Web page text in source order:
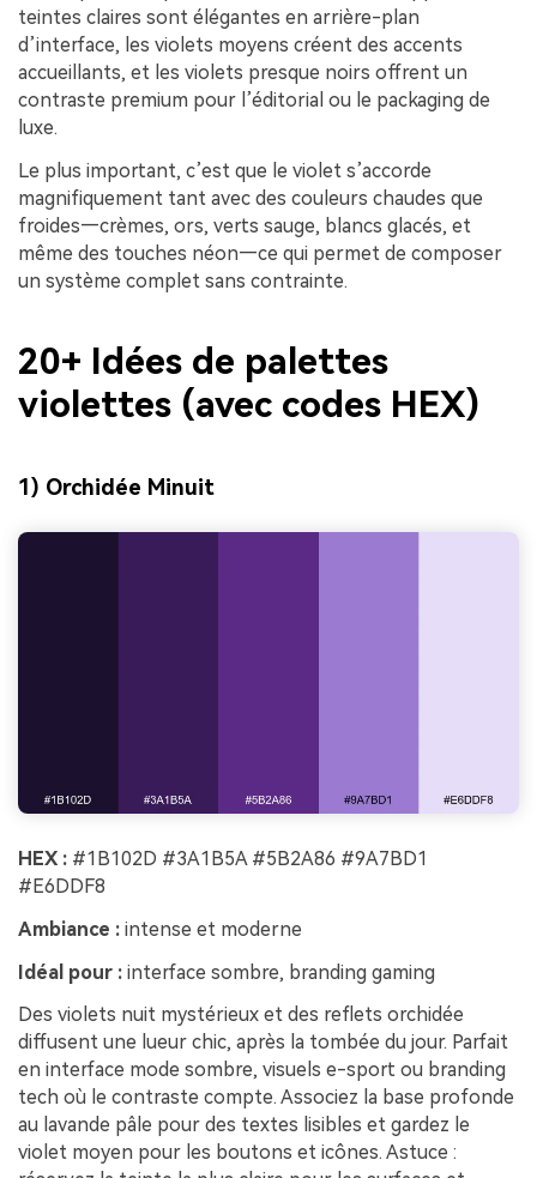
teintes claires sont élégantes en arrière-plan
d’interface, les violets moyens créent des accents
accueillants, et les violets presque noirs offrent un
contraste premium pour l’éditorial ou le packaging de
luxe.
Le plus important, c’est que le violet s’accorde
magnifiquement tant avec des couleurs chaudes que
froides—crèmes, ors, verts sauge, blancs glacés, et
même des touches néon—ce qui permet de composer
un système complet sans contrainte.
20+ Idées de palettes
violettes (avec codes HEX)
1) Orchidée Minuit
HEX : #1B102D #3A1B5A #5B2A86 #9A7BD1
#E6DDF8
Ambiance : intense et moderne
Idéal pour : interface sombre, branding gaming
Des violets nuit mystérieux et des reflets orchidée
diffusent une lueur chic, après la tombée du jour. Parfait
en interface mode sombre, visuels e-sport ou branding
tech où le contraste compte. Associez la base profonde
au lavande pâle pour des textes lisibles et gardez le
violet moyen pour les boutons et icônes. Astuce :